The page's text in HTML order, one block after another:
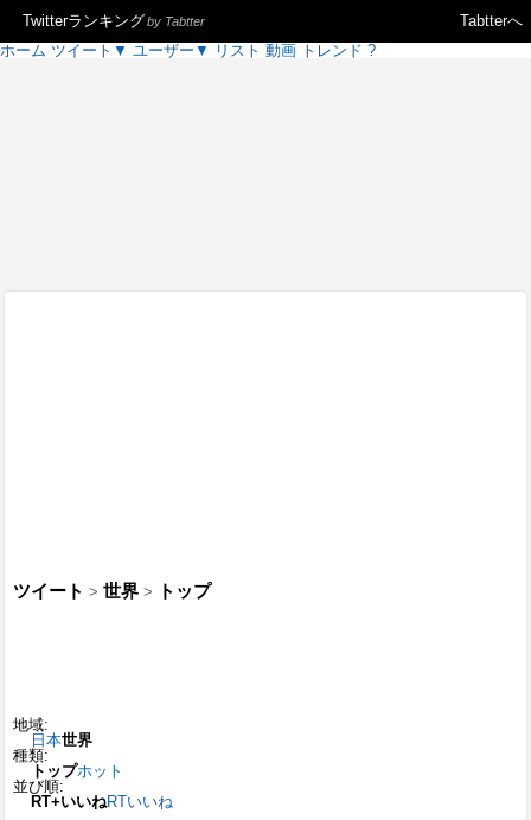
Tabtterへ
Twitterランキングby Tabtter
ホーム ツイート ▼ ユーザー ▼ リスト 動画 トレンド ?
ツイート> 世界> トップ
地域:
日本世界
種類:
トップホット
並び順:
RT+いいねRTいいね